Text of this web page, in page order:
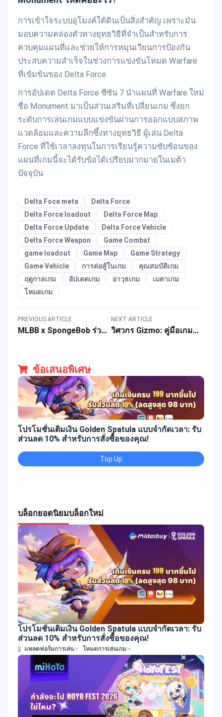
การเข้าใจระบบอุโมงค์ใต้ดินเป็นสิ่งสำคัญ เพราะมัน
มอบความคล่องตัวทางยุทธวิธีที่จำเป็นสำหรับการ
ควบคุมแผนที่และช่วยให้การหมุนเวียนการป้องกัน
ประสบความสำเร็จในช่วงการแข่งขันโหมด Warfare
ที่เข้มข้นของ Delta Force
การอัปเดต Delta Force ซีซัน 7 นำแผนที่ Warfare ใหม่
ชื่อ Monument มาเป็นส่วนเสริมที่เปลี่ยนเกม ซึ่งยก
ระดับการเล่นเกมแบบแข่งขันผ่านการออกแบบสภาพ
แวดล้อมและความลึกซึ้งทางยุทธวิธี ผู้เล่น Delta
Force ที่ใช้เวลาลงทุนในการเรียนรู้ความซับซ้อนของ
แผนที่เกมนี้จะได้รับข้อได้เปรียบมากมายในเมต้า
ปัจจุบัน
Delta Foce meta
Delta Force
Delta Force loadout
Delta Force Map
Delta Force Update
Delta Force Vehicle
Delta Force Weapon
Game Combat
game loadout
Game Map
Game Strategy
Game Vehicle
การต่อสู้ในเกม
คุณสมบัติเกม
ฤดูกาลเกม
อัปเดตเกม อาวุธเกม
เมตาเกม
โหมดเกม
PREVIOUS ARTICLE
MLBB x SpongeBob ร่วมมือพิเศษ: รับสกินฮีโร่ฟรี & รางวัลเกมสุดพิเศษ
NEXT ARTICLE
วิศวกร Gizmo: คู่มือเกมสำหรับโอเปอเรเตอร์ใหม่ใน Delta Force ซีซั่น 7
ข้อเสนอพิเศษ
โปรโมชั่นเติมเงิน Golden Spatula แบบจำกัดเวลา: รับ
ส่วนลด 10% สำหรับการสั่งซื้อของคุณ!
Top Up
บล็อกยอดนิยมบล็อกใหม่
โปรโมชั่นเติมเงิน Golden Spatula แบบจำกัดเวลา: รับ
ส่วนลด 10% สำหรับการสั่งซื้อของคุณ!
แพลตฟอร์มการเล่น โหมดการเล่นเกม